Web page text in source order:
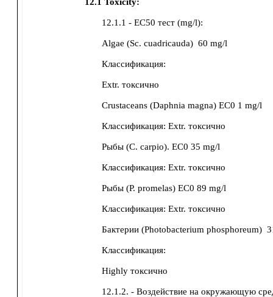
12.1.1 - EC50 тест (mg/l):
Algae (Sc. cuadricauda) 60 mg/l
Классификация:
Extr. токсично
Crustaceans (Daphnia magna) EC0 1 mg/l
Классификация: Extr. токсично
Рыбы (C. carpio). EC0 35 mg/l
Классификация: Extr. токсично
Рыбы (P. promelas) EC0 89 mg/l
Классификация: Extr. токсично
Бактерии (Photobacterium phosphoreum)
Классификация:
Highly токсично
12.1.2. - Воздействие на окружающую